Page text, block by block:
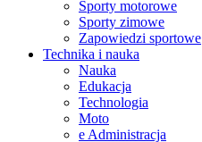
Sporty motorowe
Sporty zimowe
Zapowiedzi sportowe
Technika i nauka
Nauka
Edukacja
Technologia
Moto
e Administracja